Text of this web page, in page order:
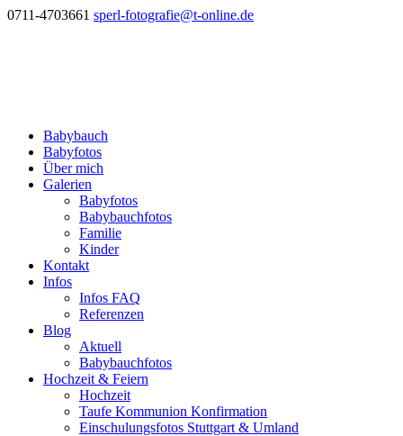
0711-4703661 sperl-fotografie@t-online.de
Babybauch
Babyfotos
Über mich
Galerien
Babyfotos
Babybauchfotos
Familie
Kinder
Kontakt
Infos
Infos FAQ
Referenzen
Blog
Aktuell
Babybauchfotos
Hochzeit & Feiern
Hochzeit
Taufe Kommunion Konfirmation
Einschulungsfotos Stuttgart & Umland